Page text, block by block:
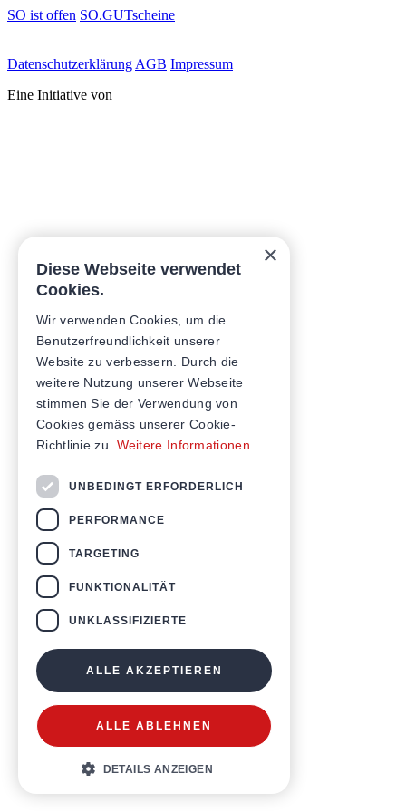
SO ist offen SO.GUTscheine
Daten­schutz­erklärung AGB Impressum
Eine Initiative von
×
Diese Webseite verwendet
Cookies.
Wir verwenden Cookies, um die
Benutzerfreundlichkeit unserer
Website zu verbessern. Durch die
weitere Nutzung unserer Webseite
stimmen Sie der Verwendung von
Cookies gemäss unserer Cookie-
Richtlinie zu. Weitere Informationen
UNBEDINGT ERFORDERLICH
PERFORMANCE
TARGETING
FUNKTIONALITÄT
UNKLASSIFIZIERTE
ALLE AKZEPTIEREN
ALLE ABLEHNEN
DETAILS ANZEIGEN